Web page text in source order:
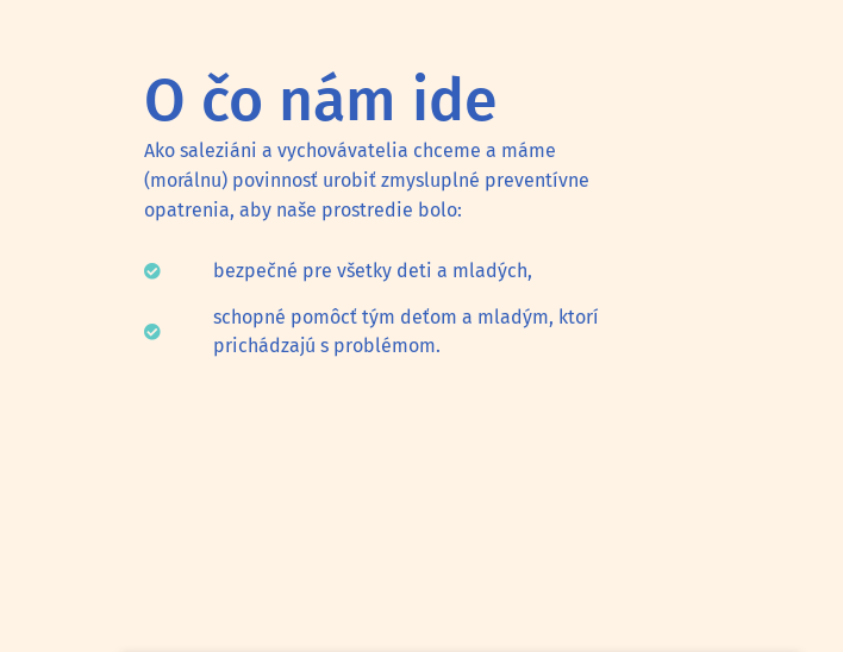
O čo nám ide
Ako saleziáni a vychovávatelia chceme a máme
(morálnu) povinnosť urobiť zmysluplné preventívne
opatrenia, aby naše prostredie bolo:
bezpečné pre všetky deti a mladých,
schopné pomôcť tým deťom a mladým, ktorí
prichádzajú s problémom.